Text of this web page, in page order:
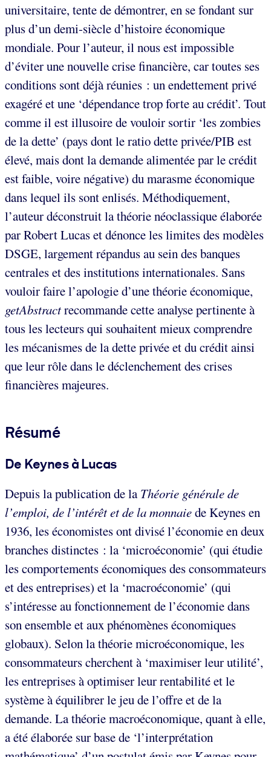
universitaire, tente de démontrer, en se fondant sur
plus d’un demi-siècle d’histoire économique
mondiale. Pour l’auteur, il nous est impossible
d’éviter une nouvelle crise financière, car toutes ses
conditions sont déjà réunies : un endettement privé
exagéré et une ‘dépendance trop forte au crédit’. Tout
comme il est illusoire de vouloir sortir ‘les zombies
de la dette’ (pays dont le ratio dette privée/PIB est
élevé, mais dont la demande alimentée par le crédit
est faible, voire négative) du marasme économique
dans lequel ils sont enlisés. Méthodiquement,
l’auteur déconstruit la théorie néoclassique élaborée
par Robert Lucas et dénonce les limites des modèles
DSGE, largement répandus au sein des banques
centrales et des institutions internationales. Sans
vouloir faire l’apologie d’une théorie économique,
getAbstractrecommande cette analyse pertinente à
tous les lecteurs qui souhaitent mieux comprendre
les mécanismes de la dette privée et du crédit ainsi
que leur rôle dans le déclenchement des crises
financières majeures.
Résumé
De Keynes à Lucas
Depuis la publication de laThéorie générale de
l’emploi, de l’intérêt et de la monnaiede Keynes en
1936, les économistes ont divisé l’économie en deux
branches distinctes : la ‘microéconomie’ (qui étudie
les comportements économiques des consommateurs
et des entreprises) et la ‘macroéconomie’ (qui
s’intéresse au fonctionnement de l’économie dans
son ensemble et aux phénomènes économiques
globaux). Selon la théorie microéconomique, les
consommateurs cherchent à ‘maximiser leur utilité’,
les entreprises à optimiser leur rentabilité et le
système à équilibrer le jeu de l’offre et de la
demande. La théorie macroéconomique, quant à elle,
a été élaborée sur base de ‘l’interprétation